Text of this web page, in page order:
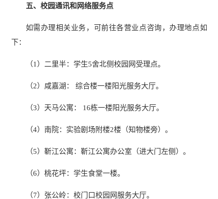
五、校园通讯和网络服务点
如需办理相关业务，可前往各营业点咨询，办理地点如
下：
（1）二里半：学生5舍北侧校园网受理点。
（2）咸嘉湖： 综合楼一楼阳光服务大厅。
（3）天马公寓： 16栋一楼阳光服务大厅。
（4）南院：实验剧场附楼2楼（知物楼旁）。
（5）靳江公寓：靳江公寓办公室（进大门左侧）。
（6）桃花坪：学生食堂一楼。
（7）张公岭：校门口校园网服务大厅。